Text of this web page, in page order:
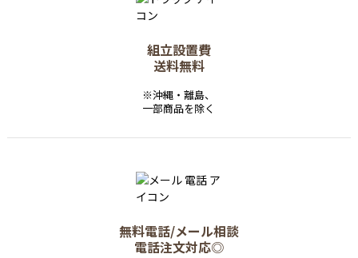
組立設置費
送料無料
※沖縄・離島、
一部商品を除く
無料電話/メール相談
電話注文対応◎